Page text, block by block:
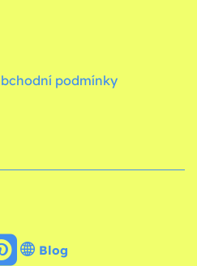
podmínky
Blog